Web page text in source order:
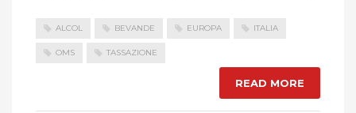
ALCOL BEVANDE EUROPA ITALIA
OMS TASSAZIONE
READ MORE